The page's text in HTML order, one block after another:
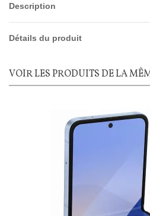
Description
Détails du produit
VOIR LES PRODUITS DE LA